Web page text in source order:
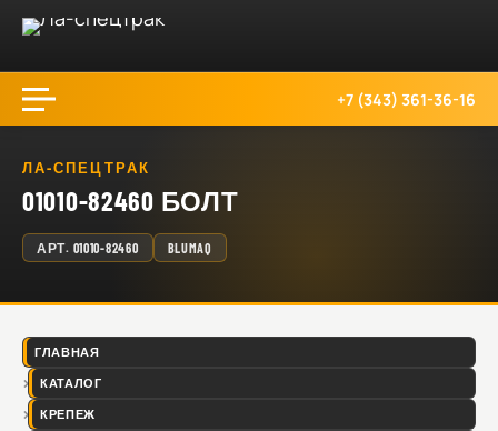
+7 (343) 361-36-16
ЛА-СПЕЦТРАК
01010-82460 БОЛТ
АРТ. 01010-82460 BLUMAQ
ГЛАВНАЯ
КАТАЛОГ
КРЕПЕЖ